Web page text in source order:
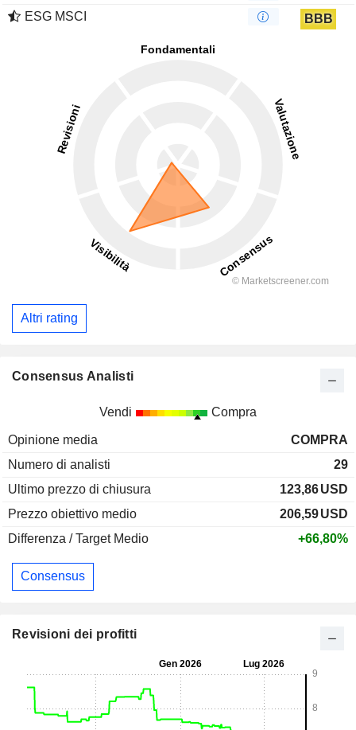
ESG MSCI
BBB
Altri rating
Consensus Analisti
Vendi Compra
Opinione media
COMPRA
Numero di analisti
29
Ultimo prezzo di chiusura
123,86USD
Prezzo obiettivo medio
206,59USD
Differenza / Target Medio
+66,80%
Consensus
Revisioni dei profitti